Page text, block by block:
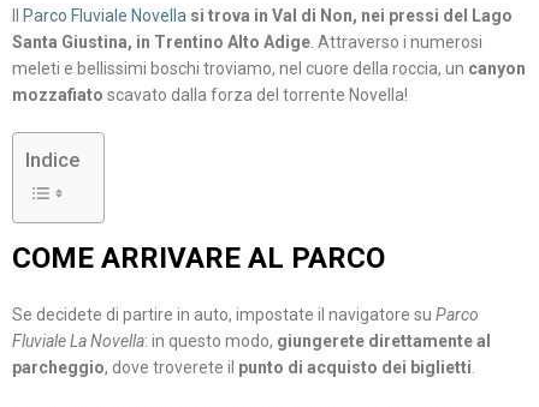
Parco Fluviale Novella si trova in Val di Non, nei pressi del Lago
Santa Giustina, in Trentino Alto Adige. Attraverso i numerosi
meleti e bellissimi boschi troviamo, nel cuore della roccia, un canyon
mozzafiato scavato dalla forza del torrente Novella!
Indice
COME ARRIVARE AL PARCO
Se decidete di partire in auto, impostate il navigatore su Parco
Fluviale La Novella: in questo modo, giungerete direttamente al
parcheggio, dove troverete il punto di acquisto dei biglietti.